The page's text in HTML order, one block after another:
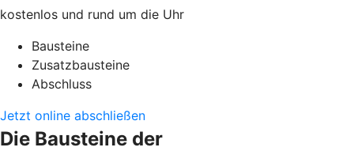
kostenlos und rund um die Uhr
Bausteine
Zusatzbausteine
Abschluss
Jetzt online abschließen
Die Bausteine der